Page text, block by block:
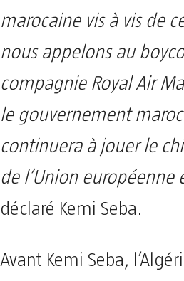
marocaine vis à vis de
nous appelons au
compagnie Royal Air
le gouvernement
continuera à jouer le
de l’Union européenne
déclaré Kemi Seba.
Avant Kemi Seba,